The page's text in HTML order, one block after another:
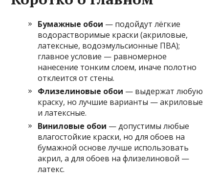
Бумажные обои — подойдут лёгкие
водорастворимые краски (акриловые,
латексные, водоэмульсионные ПВА);
главное условие — равномерное
нанесение тонким слоем, иначе полотно
отклеится от стены.
Флизелиновые обои — выдержат любую
краску, но лучшие варианты — акриловые
и латексные.
Виниловые обои — допустимы любые
влагостойкие краски, но для обоев на
бумажной основе лучше использовать
акрил, а для обоев на флизелиновой —
латекс.